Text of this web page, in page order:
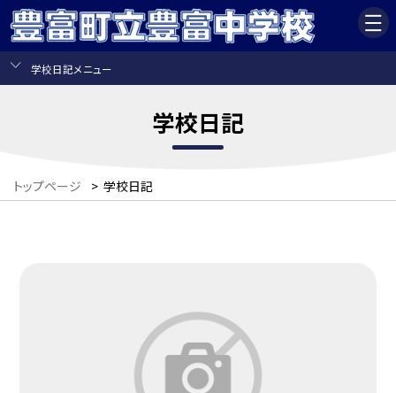
学校日記メニュー
学校日記
トップページ > 学校日記